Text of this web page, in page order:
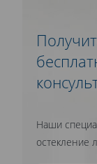
Наши
остекление